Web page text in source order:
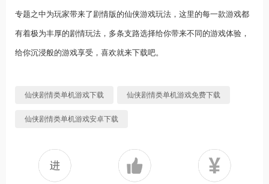
专题之中为玩家带来了剧情版的仙侠游戏玩法，这里的每一款游戏都
有着极为丰厚的剧情玩法，多条支路选择给你带来不同的游戏体验，
给你沉浸般的游戏享受，喜欢就来下载吧。
仙侠剧情类单机游戏下载 仙侠剧情类单机游戏免费下载
仙侠剧情类单机游戏安卓下载